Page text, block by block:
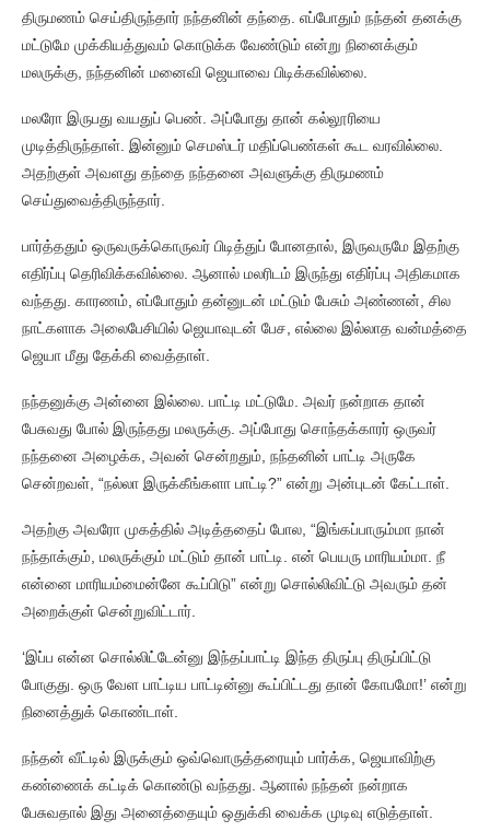
திருமணம் செய்திருந்தார் நந்தனின் தந்தை. எப்போதும் நந்தன் தனக்கு
மட்டுமே முக்கியத்துவம் கொடுக்க வேண்டும் என்று நினைக்கும்
மலருக்கு, நந்தனின் மனைவி ஜெயாவை பிடிக்கவில்லை.
மலரோ இருபது வயதுப் பெண். அப்போது தான் கல்லூரியை
முடித்திருந்தாள். இன்னும் செமஸ்டர் மதிப்பெண்கள் கூட வரவில்லை.
அதற்குள் அவளது தந்தை நந்தனை அவளுக்கு திருமணம்
செய்துவைத்திருந்தார்.
பார்த்ததும் ஒருவருக்கொருவர் பிடித்துப் போனதால், இருவருமே இதற்கு
எதிர்ப்பு தெரிவிக்கவில்லை. ஆனால் மலரிடம் இருந்து எதிர்ப்பு அதிகமாக
வந்தது. காரணம், எப்போதும் தன்னுடன் மட்டும் பேசும் அண்ணன், சில
நாட்களாக அலைபேசியில் ஜெயாவுடன் பேச, எல்லை இல்லாத வன்மத்தை
ஜெயா மீது தேக்கி வைத்தாள்.
நந்தனுக்கு அன்னை இல்லை. பாட்டி மட்டுமே. அவர் நன்றாக தான்
பேசுவது போல் இருந்தது மலருக்கு. அப்போது சொந்தக்காரர் ஒருவர்
நந்தனை அழைக்க, அவன் சென்றதும், நந்தனின் பாட்டி அருகே
சென்றவள், “நல்லா இருக்கீங்களா பாட்டி?” என்று அன்புடன் கேட்டாள்.
அதற்கு அவரோ முகத்தில் அடித்ததைப் போல, “இங்கப்பாரும்மா நான்
நந்தாக்கும், மலருக்கும் மட்டும் தான் பாட்டி. என் பெயரு மாரியம்மா. நீ
என்னை மாரியம்மைன்னே கூப்பிடு” என்று சொல்லிவிட்டு அவரும் தன்
அறைக்குள் சென்றுவிட்டார்.
‘இப்ப என்ன சொல்லிட்டேன்னு இந்தப்பாட்டி இந்த திருப்பு திருப்பிட்டு
போகுது. ஒரு வேள பாட்டிய பாட்டின்னு கூப்பிட்டது தான் கோபமோ!’ என்று
நினைத்துக் கொண்டாள்.
நந்தன் வீட்டில் இருக்கும் ஒவ்வொருத்தரையும் பார்க்க, ஜெயாவிற்கு
கண்ணைக் கட்டிக் கொண்டு வந்தது. ஆனால் நந்தன் நன்றாக
பேசுவதால் இது அனைத்தையும் ஒதுக்கி வைக்க முடிவு எடுத்தாள்.